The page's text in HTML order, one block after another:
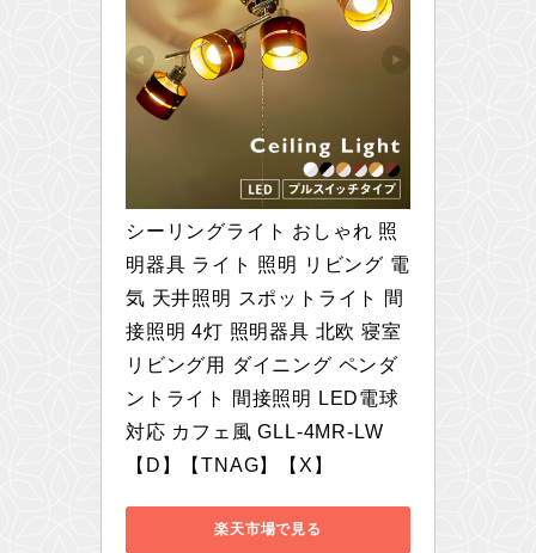
シーリングライト おしゃれ 照
明器具 ライト 照明 リビング 電
気 天井照明 スポットライト 間
接照明 4灯 照明器具 北欧 寝室
リビング用 ダイニング ペンダ
ントライト 間接照明 LED電球
対応 カフェ風 GLL-4MR-LW
【D】【TNAG】【X】
楽天市場で見る